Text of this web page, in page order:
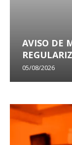
AVISO DE
05/08/2026